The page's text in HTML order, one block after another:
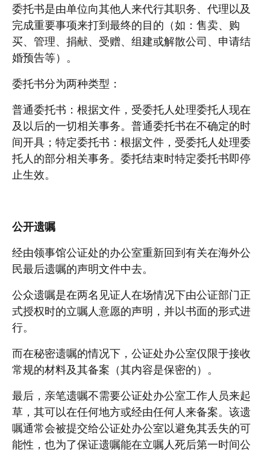
委托书是由单位向其他人来代行其职务、代理以及
完成重要事项来打到最终的目的（如：售卖、购
买、管理、捐献、受赠、组建或解散公司、申请结
婚预告等）。
委托书分为两种类型：
普通委托书：根据文件，受委托人处理委托人现在
及以后的一切相关事务。普通委托书在不确定的时
间开具；特定委托书：根据文件，受委托人处理委
托人的部分相关事务。委托结束时特定委托书即停
止生效。
公开遗嘱
经由领事馆公证处的办公室重新回到有关在海外公
民最后遗嘱的声明文件中去。
公众遗嘱是在两名见证人在场情况下由公证部门正
式授权时的立嘱人意愿的声明，并以书面的形式进
行。
而在秘密遗嘱的情况下，公证处办公室仅限于接收
常规的材料及其备案（其内容是保密的）。
最后，亲笔遗嘱不需要公证处办公室工作人员来起
草，其可以在任何地方或经由任何人来备案。该遗
嘱通常会被提交给公证处办公室以避免其丢失的可
能性，也为了保证遗嘱能在立嘱人死后第一时间公